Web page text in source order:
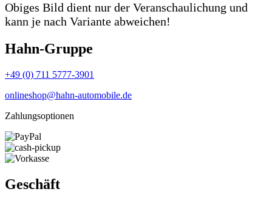
Obiges Bild dient nur der Veranschaulichung und
kann je nach Variante abweichen!
Hahn-Gruppe
+49 (0) 711 5777-3901
onlineshop@hahn-automobile.de
Zahlungsoptionen
Geschäft